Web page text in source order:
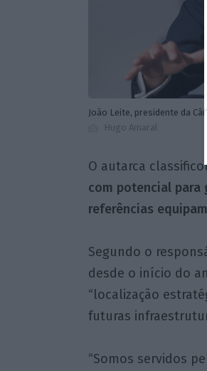
João Leite, presidente da
Hugo Amaral
O autarca
com potencial para
referências
Segundo o
desde o início do
“localização
futuras
“Somos servidos